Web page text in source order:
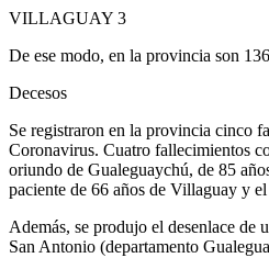
VILLAGUAY 3
De ese modo, en la provincia son
Decesos
Se registraron en la provincia cinco
Coronavirus. Cuatro fallecimientos
oriundo de Gualeguaychú, de 85
paciente de 66 años de Villaguay y
Además, se produjo el desenlace de
San Antonio (departamento